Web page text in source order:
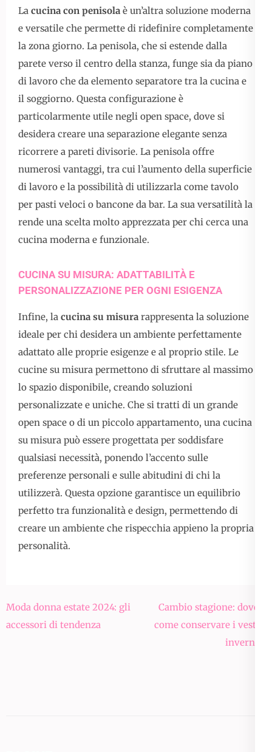
La cucina con penisola è un’altra soluzione moderna
e versatile che permette di ridefinire completamente
la zona giorno. La penisola, che si estende dalla
parete verso il centro della stanza, funge sia da piano
di lavoro che da elemento separatore tra la cucina e
il soggiorno. Questa configurazione è
particolarmente utile negli open space, dove si
desidera creare una separazione elegante senza
ricorrere a pareti divisorie. La penisola offre
numerosi vantaggi, tra cui l’aumento della superficie
di lavoro e la possibilità di utilizzarla come tavolo
per pasti veloci o bancone da bar. La sua versatilità la
rende una scelta molto apprezzata per chi cerca una
cucina moderna e funzionale.
CUCINA SU MISURA: ADATTABILITÀ E
PERSONALIZZAZIONE PER OGNI ESIGENZA
Infine, la cucina su misura rappresenta la soluzione
ideale per chi desidera un ambiente perfettamente
adattato alle proprie esigenze e al proprio stile. Le
cucine su misura permettono di sfruttare al massimo
lo spazio disponibile, creando soluzioni
personalizzate e uniche. Che si tratti di un grande
open space o di un piccolo appartamento, una cucina
su misura può essere progettata per soddisfare
qualsiasi necessità, ponendo l’accento sulle
preferenze personali e sulle abitudini di chi la
utilizzerà. Questa opzione garantisce un equilibrio
perfetto tra funzionalità e design, permettendo di
creare un ambiente che rispecchia appieno la propria
personalità.
Navigazione
articoli
Moda donna estate 2024: gli
accessori di tendenza
Cambio stagione: dove e
come conservare i vestiti
invernali